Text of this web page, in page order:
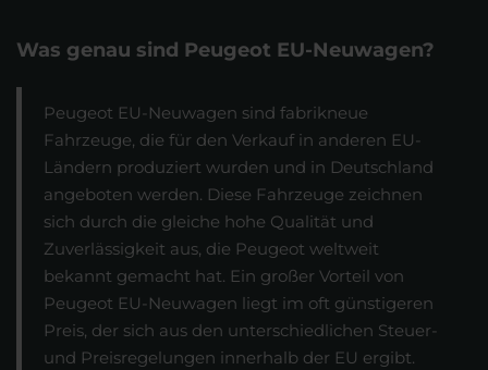
Was genau sind Peugeot EU-Neuwagen?
Peugeot EU-Neuwagen sind fabrikneue
Fahrzeuge, die für den Verkauf in anderen EU-
Ländern produziert wurden und in Deutschland
angeboten werden. Diese Fahrzeuge zeichnen
sich durch die gleiche hohe Qualität und
Zuverlässigkeit aus, die Peugeot weltweit
bekannt gemacht hat. Ein großer Vorteil von
Peugeot EU-Neuwagen liegt im oft günstigeren
Preis, der sich aus den unterschiedlichen Steuer-
und Preisregelungen innerhalb der EU ergibt.